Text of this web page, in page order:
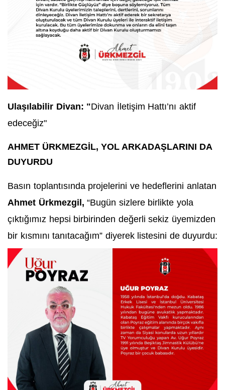
Ulaşılabilir Divan: "Divan İletişim Hattı’nı aktif
edeceğiz"
AHMET ÜRKMEZGİL, YOL ARKADAŞLARINI DA
DUYURDU
Basın toplantısında projelerini ve hedeflerini anlatan
Ahmet Ürkmezgil, “Bugün sizlere birlikte yola
çıktığımız hepsi birbirinden değerli sekiz üyemizden
bir kısmını tanıtacağım” diyerek listesini de duyurdu: